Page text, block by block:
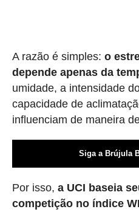
A razão é simples: o
depende apenas da
umidade, a intensidade
capacidade de
influenciam de maneira
Siga a Brújula
Por isso, a UCI baseia
competição no índice